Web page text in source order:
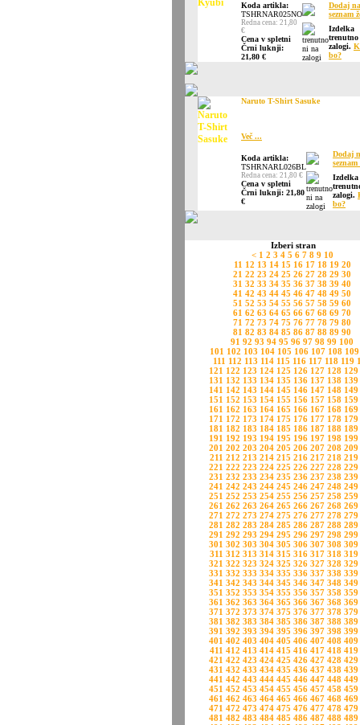
Koda artikla:
TSHRNAR025NO
Redna cena: 21,80
€
Cena v spletni
Črni luknji:
21,80 €
Dodaj na
seznam
Izdelka
zalogi.
bo?
Naruto T-Shirt Sasuke
Več ...
Koda artikla:
TSHRNARL026BL
Redna cena: 21,80 €
Cena v spletni
Črni luknji: 21,80
€
Dodaj
seznam
Izdelka
zalogi.
bo?
Izberi stran
< 1 2 3 4 5 6 7 8 9 10
11 12 13 14 15 16 17 18 19 20
21 22 23 24 25 26 27 28 29 30
31 32 33 34 35 36 37 38 39 40
41 42 43 44 45 46 47 48 49 50
51 52 53 54 55 56 57 58 59 60
61 62 63 64 65 66 67 68 69 70
71 72 73 74 75 76 77 78 79 80
81 82 83 84 85 86 87 88 89 90
91 92 93 94 95 96 97 98 99 100
101 102 103 104 105 106 107 108 109
111 112 113 114 115 116 117 118 119
121 122 123 124 125 126 127 128 129
131 132 133 134 135 136 137 138 139
141 142 143 144 145 146 147 148 149
151 152 153 154 155 156 157 158 159
161 162 163 164 165 166 167 168 169
171 172 173 174 175 176 177 178 179
181 182 183 184 185 186 187 188 189
191 192 193 194 195 196 197 198 199
201 202 203 204 205 206 207 208 209
211 212 213 214 215 216 217 218 219
221 222 223 224 225 226 227 228 229
231 232 233 234 235 236 237 238 239
241 242 243 244 245 246 247 248 249
251 252 253 254 255 256 257 258 259
261 262 263 264 265 266 267 268 269
271 272 273 274 275 276 277 278 279
281 282 283 284 285 286 287 288 289
291 292 293 294 295 296 297 298 299
301 302 303 304 305 306 307 308 309
311 312 313 314 315 316 317 318 319
321 322 323 324 325 326 327 328 329
331 332 333 334 335 336 337 338 339
341 342 343 344 345 346 347 348 349
351 352 353 354 355 356 357 358 359
361 362 363 364 365 366 367 368 369
371 372 373 374 375 376 377 378 379
381 382 383 384 385 386 387 388 389
391 392 393 394 395 396 397 398 399
401 402 403 404 405 406 407 408 409
411 412 413 414 415 416 417 418 419
421 422 423 424 425 426 427 428 429
431 432 433 434 435 436 437 438 439
441 442 443 444 445 446 447 448 449
451 452 453 454 455 456 457 458 459
461 462 463 464 465 466 467 468 469
471 472 473 474 475 476 477 478 479
481 482 483 484 485 486 487 488 489